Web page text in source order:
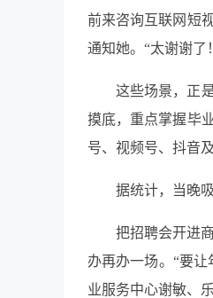
前来咨询互联网短
通知她。“太谢谢了
这些场景，正
摸底，重点掌握毕
号、视频号、抖音
据统计，当晚
把招聘会开进
办再办一场。“要
业服务中心谢敏、